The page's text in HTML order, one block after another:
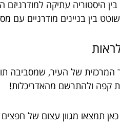
היסטוריה עתיקה למודרניזם
בין בניינים מודרניים
המרכזית של העיר, שמסביבה
קפה ולהתרשם מהאדריכלות!
תמצאו מגוון עצום של